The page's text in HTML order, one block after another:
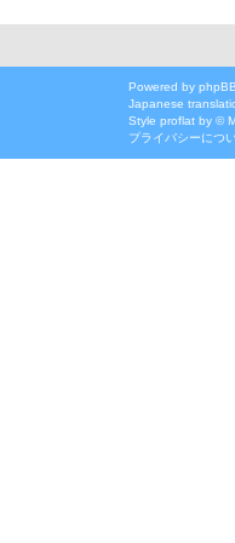
Powered by phpBB
Japanese
Style proflat by ©
プライバシーにつ